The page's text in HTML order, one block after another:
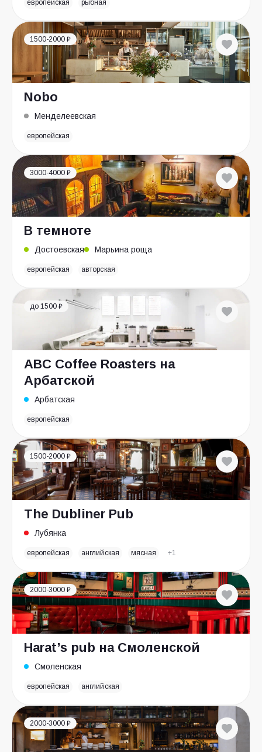
европейская рыбная
1500-2000 ₽
Nobo
Менделеевская
европейская
3000-4000 ₽
В темноте
Достоевская Марьина роща
европейская авторская
до 1500 ₽
ABC Coffee Roasters на
Арбатской
Арбатская
европейская
1500-2000 ₽
The Dubliner Pub
Лубянка
европейская английская мясная +1
2000-3000 ₽
Harat’s pub на Смоленской
Смоленская
европейская английская
2000-3000 ₽